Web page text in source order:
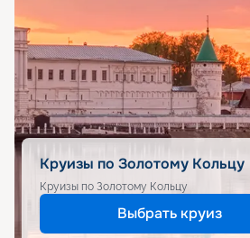
Круизы по Золотому Кольцу
Круизы по Золотому Кольцу
Выбрать круиз